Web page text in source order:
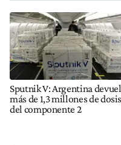
Sputnik V: Argentina
más de 1,3 millones de dosis
del componente 2